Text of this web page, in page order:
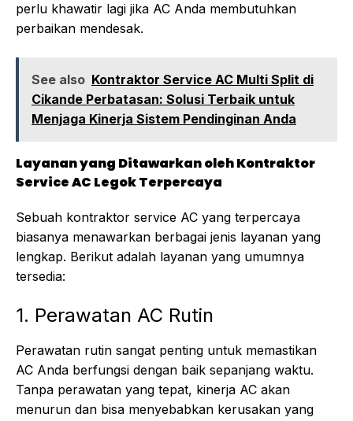
perlu khawatir lagi jika AC Anda membutuhkan
perbaikan mendesak.
See also Kontraktor Service AC Multi Split di
Cikande Perbatasan: Solusi Terbaik untuk
Menjaga Kinerja Sistem Pendinginan Anda
Layanan yang Ditawarkan oleh Kontraktor
Service AC Legok Terpercaya
Sebuah kontraktor service AC yang terpercaya
biasanya menawarkan berbagai jenis layanan yang
lengkap. Berikut adalah layanan yang umumnya
tersedia:
1. Perawatan AC Rutin
Perawatan rutin sangat penting untuk memastikan
AC Anda berfungsi dengan baik sepanjang waktu.
Tanpa perawatan yang tepat, kinerja AC akan
menurun dan bisa menyebabkan kerusakan yang